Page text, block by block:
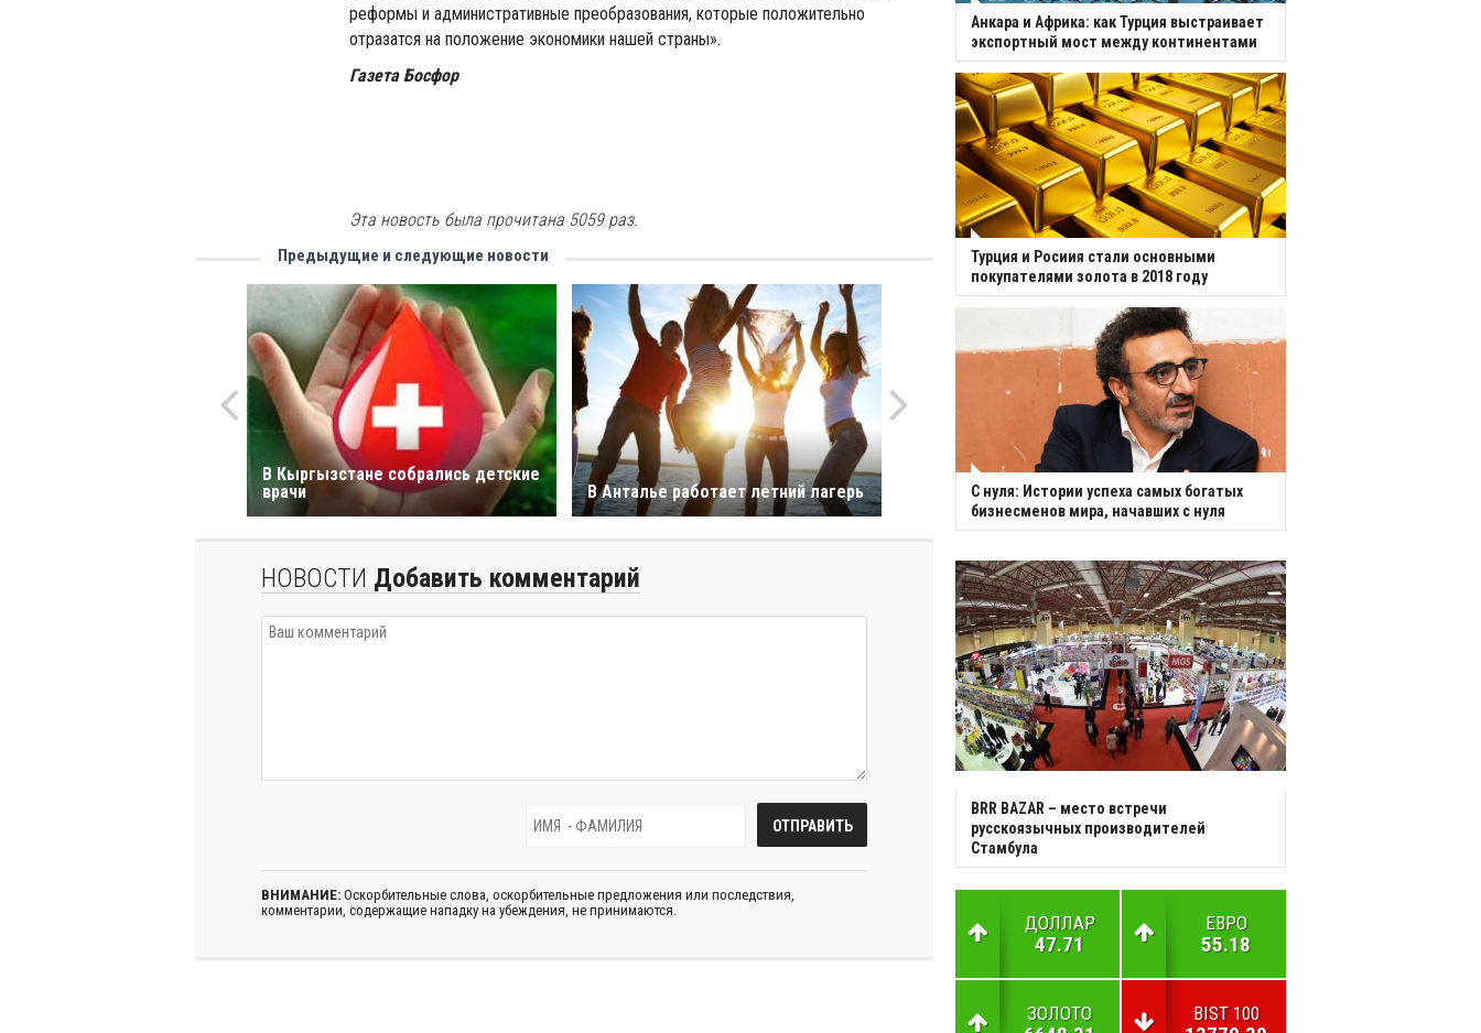
реформы и административные преобразования, которые положительно
отразатся на положение экономики нашей страны».
Газета Босфор
Эта новость была прочитана 5059 раз.
Предыдущие и следующие новости
В Кыргызстане собрались детские
врачи
В Анталье работает летний лагерь
НОВОСТИ Добавить комментарий
ВНИМАНИЕ: Оскорбительные слова, оскорбительные предложения или последствия,
комментарии, содержащие нападку на убеждения, не принимаются.
Анкара и Африка: как Турция выстраивает
экспортный мост между континентами
Турция и Росиия стали основными
покупателями золота в 2018 году
С нуля: Истории успеха самых богатых
бизнесменов мира, начавших с нуля
BRR BAZAR – место встречи
русскоязычных производителей
Стамбула
ДОЛЛАР
47.71
ЕВРО
55.18
ЗОЛОТО BIST 100